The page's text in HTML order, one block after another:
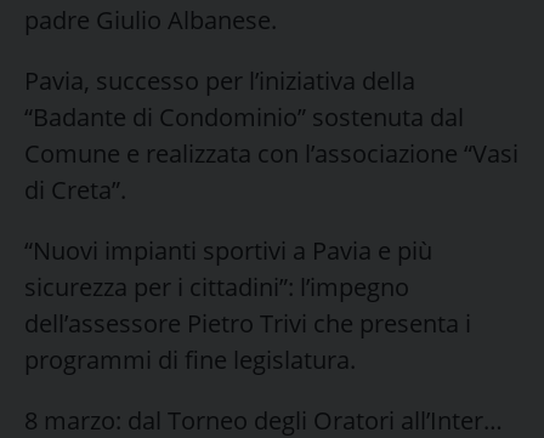
padre Giulio Albanese.
Pavia, successo per l’iniziativa della
“Badante di Condominio” sostenuta dal
Comune e realizzata con l’associazione “Vasi
di Creta”.
“Nuovi impianti sportivi a Pavia e più
sicurezza per i cittadini”: l’impegno
dell’assessore Pietro Trivi che presenta i
programmi di fine legislatura.
8 marzo: dal Torneo degli Oratori all’Inter…